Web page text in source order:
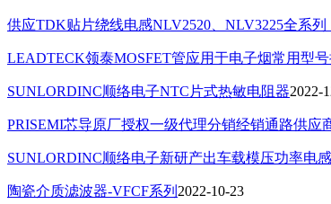
供应TDK贴片绕线电感NLV2520、NLV3225全系
LEADTECK领泰MOSFET管应用于电子烟常用型
SUNLORDINC顺络电子NTC片式热敏电阻器2022-
PRISEMI芯导原厂授权一级代理分销经销通路供
SUNLORDINC顺络电子新研产出车载模压功率电
陶瓷介质滤波器-VFCF系列 2022-10-23